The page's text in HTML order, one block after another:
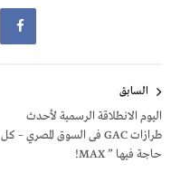
المقالات
السابق
اليوم الانطلاقة الرسمية لأحدث
طرازات GAC فى السوق المصري – كل
حاجة فيها ” MAX!